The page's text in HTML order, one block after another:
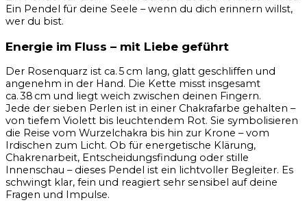
Ein Pendel für deine Seele – wenn du dich erinnern willst,
wer du bist.
Energie im Fluss – mit Liebe geführt
Der Rosenquarz ist ca. 5 cm lang, glatt geschliffen und
angenehm in der Hand. Die Kette misst insgesamt
ca. 38 cm und liegt weich zwischen deinen Fingern.
Jede der sieben Perlen ist in einer Chakrafarbe gehalten –
von tiefem Violett bis leuchtendem Rot. Sie symbolisieren
die Reise vom Wurzelchakra bis hin zur Krone – vom
Irdischen zum Licht. Ob für energetische Klärung,
Chakrenarbeit, Entscheidungsfindung oder stille
Innenschau – dieses Pendel ist ein lichtvoller Begleiter. Es
schwingt klar, fein und reagiert sehr sensibel auf deine
Fragen und Impulse.